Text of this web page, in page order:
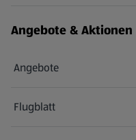
Angebote & Aktionen
Angebote
Flugblatt